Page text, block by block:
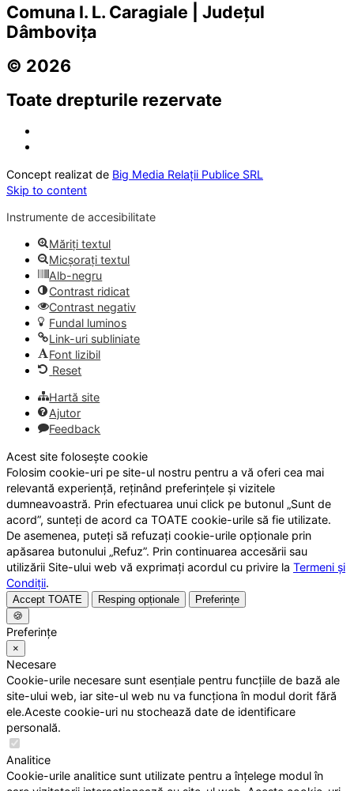
Comuna I. L. Caragiale | Județul
Dâmbovița
© 2026
Toate drepturile rezervate
Concept realizat de Big Media Relații Publice SRL
Skip to content
Instrumente de accesibilitate
Măriți textul
Micșorați textul
Alb-negru
Contrast ridicat
Contrast negativ
Fundal luminos
Link-uri subliniate
Font lizibil
Reset
Hartă site
Ajutor
Feedback
Acest site folosește cookie
Folosim cookie-uri pe site-ul nostru pentru a vă oferi cea mai
relevantă experiență, reținând preferințele și vizitele
dumneavoastră. Prin efectuarea unui click pe butonul „Sunt de
acord”, sunteți de acord ca TOATE cookie-urile să fie utilizate.
De asemenea, puteți să refuzați cookie-urile opționale prin
apăsarea butonului „Refuz”. Prin continuarea accesării sau
utilizării Site-ului web vă exprimați acordul cu privire la Termeni și
Condiții.
Accept TOATE Resping opționale
Preferințe
🍪
Preferințe
×
Necesare
Cookie-urile necesare sunt esențiale pentru funcțiile de bază ale
site-ului web, iar site-ul web nu va funcționa în modul dorit fără
ele.Aceste cookie-uri nu stochează date de identificare
personală.
Analitice
Cookie-urile analitice sunt utilizate pentru a înțelege modul în